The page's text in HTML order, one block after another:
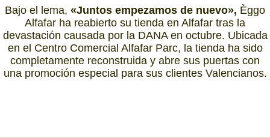
Bajo el lema, «Juntos empezamos de nuevo», Èggo
Alfafar ha reabierto su tienda en Alfafar tras la
devastación causada por la DANA en octubre. Ubicada
en el Centro Comercial Alfafar Parc, la tienda ha sido
completamente reconstruida y abre sus puertas con
una promoción especial para sus clientes Valencianos.